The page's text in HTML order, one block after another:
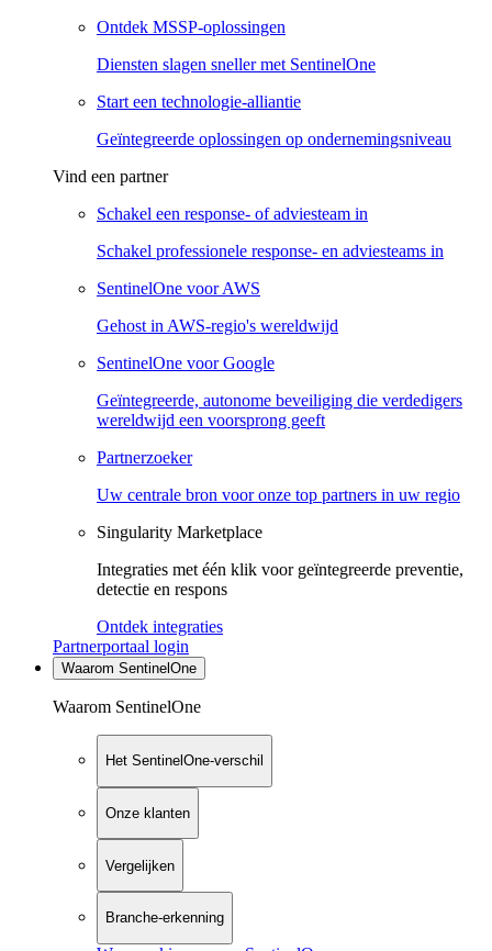
Ontdek MSSP-oplossingen
Diensten slagen sneller met SentinelOne
Start een technologie-alliantie
Geïntegreerde oplossingen op ondernemingsniveau
Vind een partner
Schakel een response- of adviesteam in
Schakel professionele response- en adviesteams in
SentinelOne voor AWS
Gehost in AWS-regio's wereldwijd
SentinelOne voor Google
Geïntegreerde, autonome beveiliging die verdedigers
wereldwijd een voorsprong geeft
Partnerzoeker
Uw centrale bron voor onze top partners in uw regio
Singularity Marketplace
Integraties met één klik voor geïntegreerde preventie,
detectie en respons
Ontdek integraties
Partnerportaal login
Waarom SentinelOne
Waarom SentinelOne
Het SentinelOne-verschil
Onze klanten
Vergelijken
Branche-erkenning